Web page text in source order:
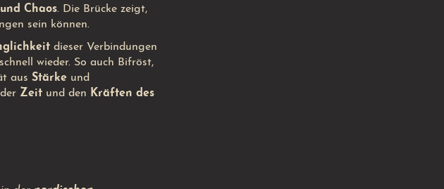
Chaos. Die Brücke zeigt,
sein können.
dieser Verbindungen
wieder. So auch Bifröst,
aus Stärke und
Zeit und den Kräften des